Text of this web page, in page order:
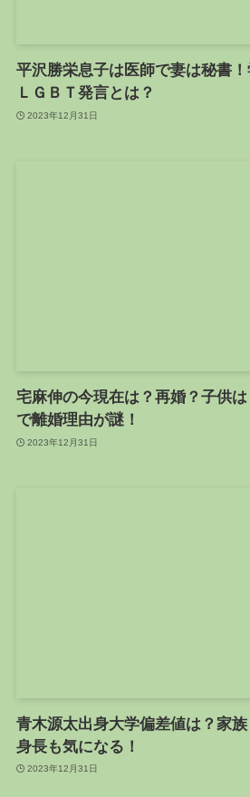
平沢勝栄息子は医師で妻は秘書！
ＬＧＢＴ発言とは？
2023年12月31日
宅麻伸の今現在は？再婚？子供
で離婚理由が謎！
2023年12月31日
青木源太出身大学偏差値は？家
身長も気になる！
2023年12月31日